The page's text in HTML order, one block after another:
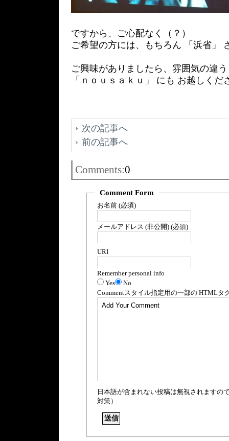
ですから、ご心配なく（？）
ご希望の方には、もちろん 「浜省」
ご興味がありましたら、雰囲気の違う
「ｎｏｕｓａｋｕ」 にも お越しくだ
次の記事へ
前の記事へ
Comments:0
Comment Form
お名前 (必須)
メールアドレス (非公開) (必須)
URI
Remember personal info
Yes
No
Commentスタイル指定用の一部の HTMLタ
日本語が含まれない投稿は無視されますの
対策）